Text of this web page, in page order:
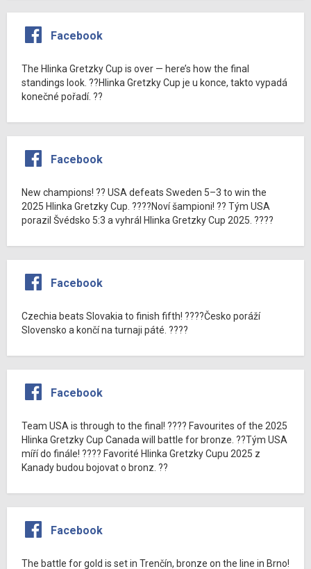
Facebook
The Hlinka Gretzky Cup is over — here’s how the final
standings look. ??Hlinka Gretzky Cup je u konce, takto vypadá
konečné pořadí. ??
Facebook
New champions! ?? USA defeats Sweden 5–3 to win the
2025 Hlinka Gretzky Cup. ????Noví šampioni! ?? Tým USA
porazil Švédsko 5:3 a vyhrál Hlinka Gretzky Cup 2025. ????
Facebook
Czechia beats Slovakia to finish fifth! ????Česko poráží
Slovensko a končí na turnaji páté. ????
Facebook
Team USA is through to the final! ???? Favourites of the 2025
Hlinka Gretzky Cup Canada will battle for bronze. ??Tým USA
míří do finále! ???? Favorité Hlinka Gretzky Cupu 2025 z
Kanady budou bojovat o bronz. ??
Facebook
The battle for gold is set in Trenčín, bronze on the line in Brno!